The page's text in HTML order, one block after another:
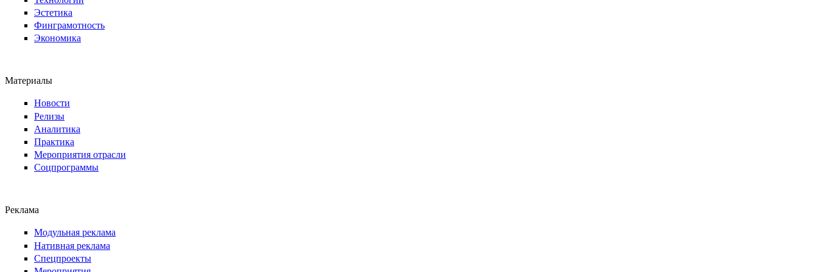
Эстетика
Финграмотность
Экономика
Материалы
Новости
Релизы
Аналитика
Практика
Мероприятия отрасли
Соцпрограммы
Реклама
Модульная реклама
Нативная реклама
Спецпроекты